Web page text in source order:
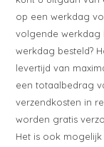
op een werkdag
volgende werkdag
werkdag besteld?
levertijd van
een totaalbedrag
verzendkosten in
worden gratis
Het is ook